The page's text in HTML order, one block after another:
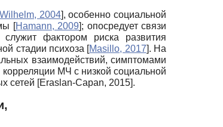
Wilhelm, 2004], особенно социальной
[Hamann, 2009]; опосредует связи
служит фактором риска развития
стадии психоза [Masillo, 2017]. На
взаимодействий, симптомами
МЧ с низкой социальной
сетей [Eraslan-Capan, 2015].